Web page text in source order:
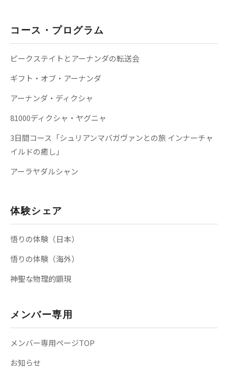
コース・プログラム
ピークステイトとアーナンダの転送会
ギフト・オブ・アーナンダ
アーナンダ・ディクシャ
81000ディクシャ・ヤグニャ
3日間コース「シュリアンマバガヴァンとの旅 インナーチャ
イルドの癒し」
アーラヤダルシャン
体験シェア
悟りの体験（日本）
悟りの体験（海外）
神聖な物理的顕現
メンバー専用
メンバー専用ページTOP
お知らせ